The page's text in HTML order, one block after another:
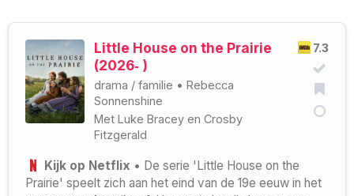
7.3
Little House on the Prairie
(2026‑ )
drama / familie • Rebecca
Sonnenshine
Met Luke Bracey en Crosby
Fitzgerald
Kijk op Netflix • De serie 'Little House on the
Prairie' speelt zich aan het eind van de 19e eeuw in het